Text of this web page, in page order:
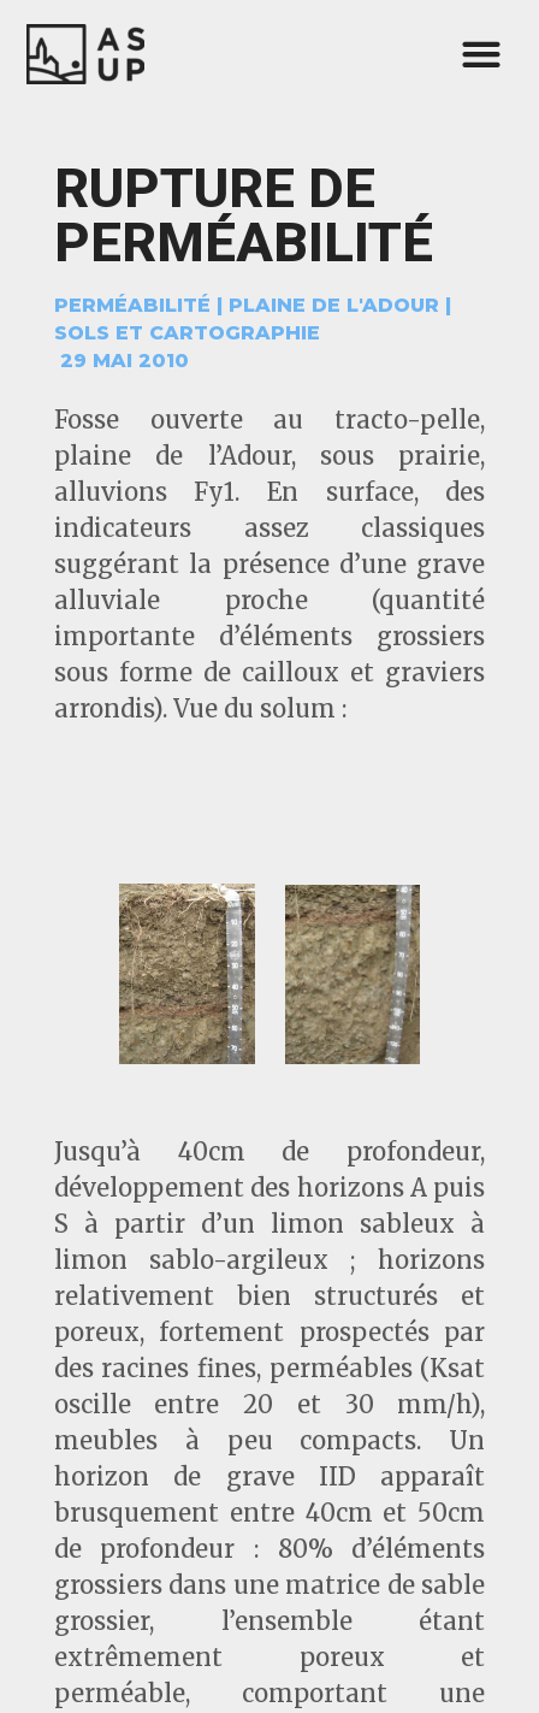
RUPTURE DE
PERMÉABILITÉ
PERMÉABILITÉ PLAINE DE L'ADOUR
SOLS ET CARTOGRAPHIE
29 MAI 2010
Fosse ouverte au tracto-pelle,
plaine de l’Adour, sous prairie,
alluvions Fy1. En surface, des
indicateurs assez classiques
suggérant la présence d’une grave
alluviale proche (quantité
importante d’éléments grossiers
sous forme de cailloux et graviers
arrondis). Vue du solum :
Jusqu’à 40cm de profondeur,
développement des horizons A puis
S à partir d’un limon sableux à
limon sablo-argileux ; horizons
relativement bien structurés et
poreux, fortement prospectés par
des racines fines, perméables (Ksat
oscille entre 20 et 30 mm/h),
meubles à peu compacts. Un
horizon de grave IID apparaît
brusquement entre 40cm et 50cm
de profondeur : 80% d’éléments
grossiers dans une matrice de sable
grossier, l’ensemble étant
extrêmement poreux et
perméable, comportant une